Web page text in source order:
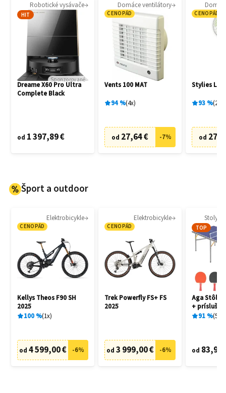
Robotické vysávače
HIT
Sponzorované
Dreame X60 Pro Ultra
Complete Black
od 1 397,89 €
Domáce ventilátory
CENOPÁD
Vents 100 MAT
94% 4x
od 27,64 € -7%
CENOPÁD
Stylies
93% 2
od
Šport a outdoor
Elektrobicykle
CENOPÁD
Kellys Theos F90 SH
2025
100% 1x
od 4 599,00 € -6%
Elektrobicykle
CENOPÁD
Trek Powerfly FS+ FS
2025
od 3 999,00 € -6%
Stoly
TOP
Aga Stôl
+
91% 5
od 83,90